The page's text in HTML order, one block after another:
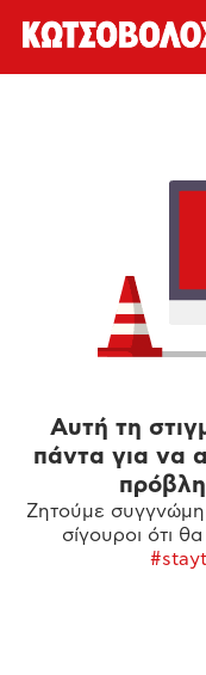
Αυτή τη
πάντα για να
Ζητούμε συγγνώμη
σίγουροι ότι